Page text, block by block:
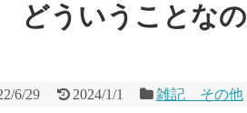
どういうことなの
6/29 2024/1/1 雑記 その他